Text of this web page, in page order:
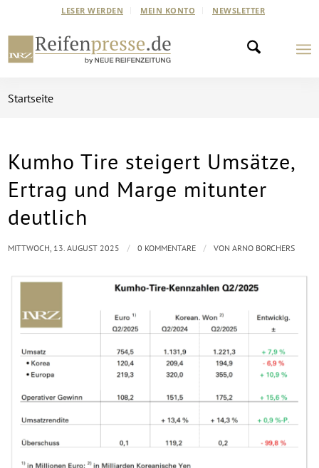
LESER WERDEN MEIN KONTO NEWSLETTER
Startseite
Kumho Tire steigert Umsätze,
Ertrag und Marge mitunter
deutlich
MITTWOCH, 13. AUGUST 2025 / 0 KOMMENTARE / VONARNO BORCHERS